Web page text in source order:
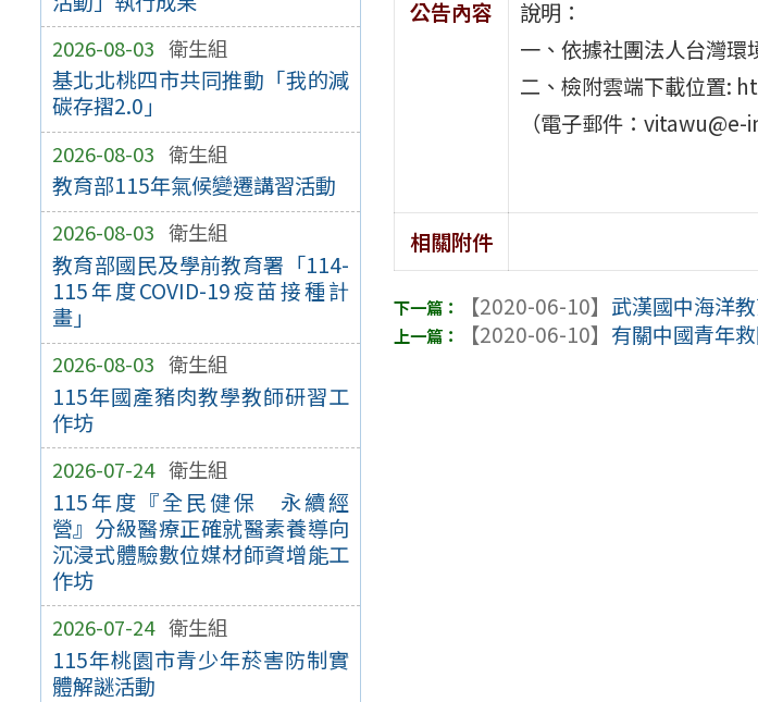
2026-08-03 衛生組
基北北桃四市共同推動「我的減
碳存摺2.0」
2026-08-03 衛生組
教育部115年氣候變遷講習活動
2026-08-03 衛生組
教育部國民及學前教育署「114-
115年度COVID-19疫苗接種計
畫」
2026-08-03 衛生組
115年國產豬肉教學教師研習工
作坊
2026-07-24 衛生組
115年度『全民健保 永續經
營』分級醫療正確就醫素養導向
沉浸式體驗數位媒材師資增能工
作坊
2026-07-24 衛生組
115年桃園市青少年菸害防制實
體解謎活動
公告內容
說明：
一、依據社團法人台灣
二、檢附雲端下載位置:
（電子郵件：
相關附件
【2020-06-10】 武漢國中海洋
【2020-06-10】 有關中國青年